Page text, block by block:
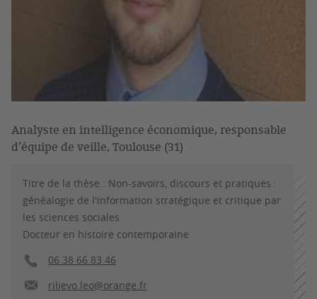
Analyste en intelligence économique, responsable
d’équipe de veille, Toulouse (31)
Titre de la thèse : Non-savoirs, discours et pratiques :
généalogie de l'information stratégique et critique par
les sciences sociales
Docteur en histoire contemporaine
06 38 66 83 46
rilievo.leo@orange.fr